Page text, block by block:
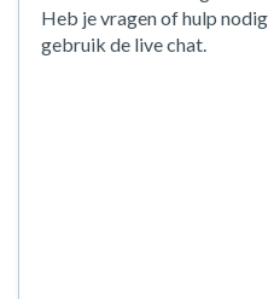
Heb je vragen of hulp
gebruik de live chat.